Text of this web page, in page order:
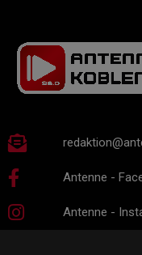
Antenne -
Antenne -